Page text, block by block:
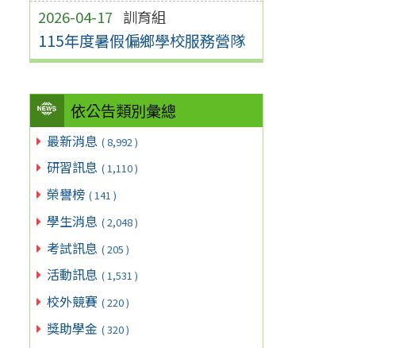
2026-04-17 訓育組
115年度暑假偏鄉學校服務營隊
依公告類別彙總
最新消息 ( 8,992 )
研習訊息 ( 1,110 )
榮譽榜 ( 141 )
學生消息 ( 2,048 )
考試訊息 ( 205 )
活動訊息 ( 1,531 )
校外競賽 ( 220 )
獎助學金 ( 320 )